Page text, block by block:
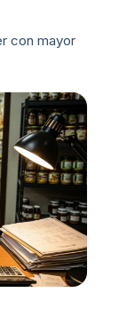
con mayor